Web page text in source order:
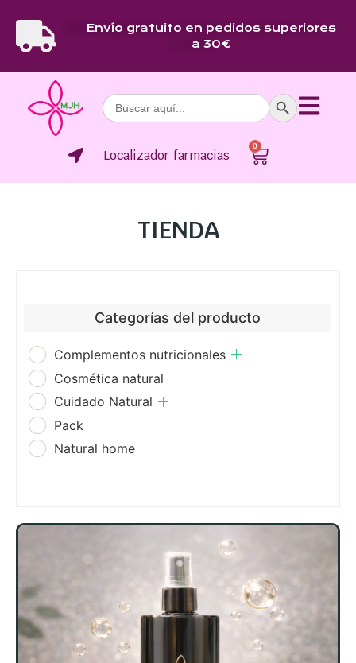
Envío gratuito en pedidos superiores
a 30€
Buscar: Botón de
Localizador farmacias
0
TIENDA
Categorías del producto
Complementos nutricionales
Cosmética natural
Cuidado Natural
Pack
Natural home